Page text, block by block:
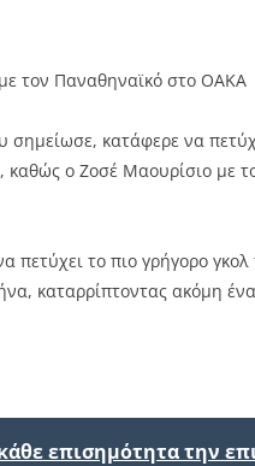
τον Παναθηναϊκό στο ΟΑΚΑ
κατάφερε να
ο Ζοσέ Μαουρίσιο με
πετύχει το πιο γρήγορο
καταρρίπτοντας ακόμη
επισημότητα την